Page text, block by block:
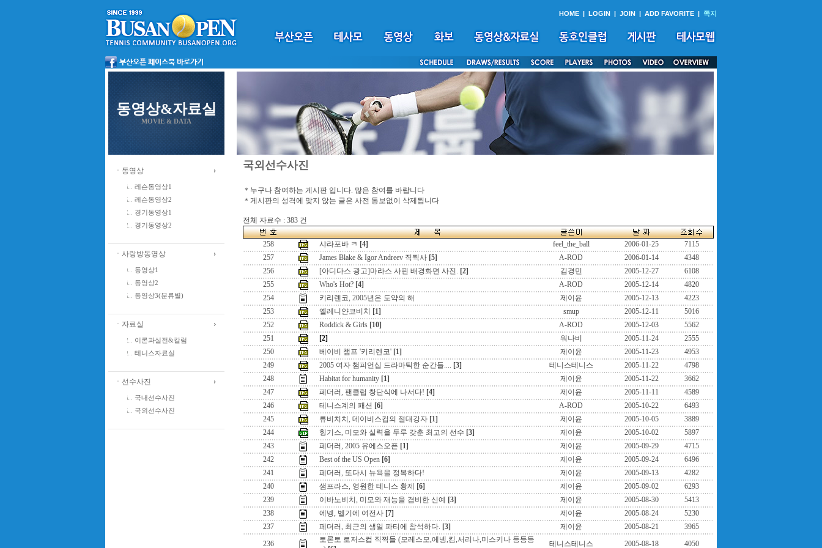
HOME | LOGIN | JOIN | ADD FAVORITE | 쪽지
동영상&자료실
MOVIE & DATA
ㆍ동영상
레슨동영상1
레슨동영상2
경기동영상1
경기동영상2
ㆍ사랑방동영상
동영상1
동영상2
동영상3(분류별)
ㆍ자료실
이론과실전&칼럼
테니스자료실
ㆍ선수사진
국내선수사진
국외선수사진
국외선수사진
＊누구나 참여하는 게시판 입니다. 많은 참여를 바랍니다
＊게시판의 성격에 맞지 않는 글은 사전 통보없이 삭제됩니다
전체 자료수 : 383 건
258 샤라포바 ㅋ [4] feel_the_ball 2006-01-25
7115
257
James Blake & Igor Andreev 직찍사 [5] A-ROD 2006-01-14
4348
256
[아디다스 광고]마라스 사핀 배경화면 사진. [2] 김경민 2005-12-27
6108
255
Who's Hot? [4] A-ROD 2005-12-14
4820
254
키리렌코, 2005년은 도약의 해 제이윤 2005-12-13
4223
253
옐레니얀코비치 [1] smup 2005-12-11
5016
252
Roddick & Girls [10] A-ROD 2005-12-03
5562
251
[2] 워나비 2005-11-24
2555
250
베이비 챔프 '키리렌코' [1] 제이윤 2005-11-23
4953
249
2005 여자 챔피언십 드라마틱한 순간들.... [3] 테니스테니스 2005-11-22
4798
248
Habitat for humanity [1] 제이윤 2005-11-22
3662
247
페더러, 팬클럽 창단식에 나서다! [4] 제이윤 2005-11-11
4589
246
테니스계의 패션 [6] A-ROD 2005-10-22
6493
245
류비치치, 데이비스컵의 절대강자 [1] 제이윤 2005-10-05
3889
244
힝기스, 미모와 실력을 두루 갖춘 최고의 선수 [3] 제이윤 2005-10-02
5897
243
페더러, 2005 유에스오픈 [1] 제이윤 2005-09-29
4715
242
Best of the US Open [6] 제이윤 2005-09-24
6496
241
페더러, 또다시 뉴욕을 정복하다! 제이윤 2005-09-13
4282
240
샘프라스, 영원한 테니스 황제 [6] 제이윤 2005-09-02
6293
239
이바노비치, 미모와 재능을 겸비한 신예 [3] 제이윤 2005-08-30
5413
238
에넹, 벨기에 여전사 [7] 제이윤 2005-08-24
5230
237
페더러, 최근의 생일 파티에 참석하다. [3] 제이윤 2005-08-21
3965
236
토론토 로저스컵 직찍들 (모레스모,에넹,킴,서리나,미스키나 등등등
테니스테니스 2005-08-18 4050